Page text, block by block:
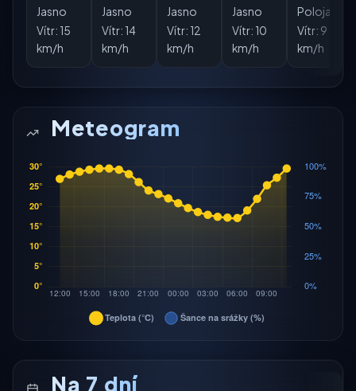
Jasno
Vítr: 15
km/h
Jasno
Vítr: 14
km/h
Jasno
Vítr: 12
km/h
Jasno
Vítr: 10
km/h
Polojasno
Vítr: 9
km/h
Meteogram
Na 7 dní